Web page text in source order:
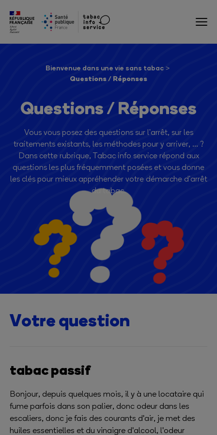
Bienvenue dans une vie sans tabac
Questions / Réponses
Questions / Réponses
Vous vous posez des questions sur l'arrêt, sur les
traitements existants, les méthodes pour y arriver, ... ?
Dans cette rubrique, Tabac info service répond aux
questions les plus fréquemment posées et vous donne
les clés pour mieux appréhender votre démarche d'arrêt
du tabac.
Votre question
tabac passif
Bonjour, depuis quelques mois, il y à une locataire qui
fume parfois dans son palier, donc odeur dans les
escaliers, donc je fais des courants d'air, je met des
huiles essentielles et du vinaigre d'alcool, l'odeur